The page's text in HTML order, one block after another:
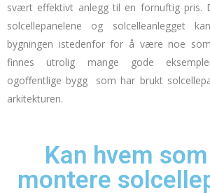
svært effektivt anlegg til en fornuftig pris.
solcellepanelene og solcelleanlegget
bygningen istedenfor for å være noe
finnes utrolig mange gode
ogoffentlige bygg som har brukt
arkitekturen.
Kan hvem
montere